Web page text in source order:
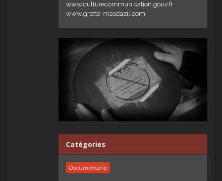
www.culturecommunication.gouv.fr
www.grotte-masdazil.com
Catégories
Documentaire